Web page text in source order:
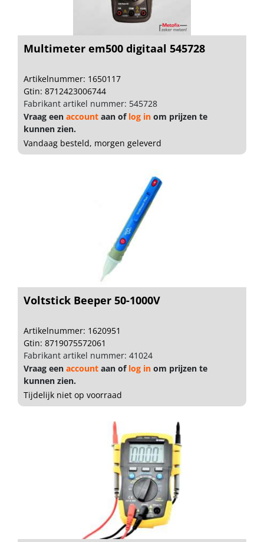
Multimeter em500 digitaal 545728
Artikelnummer: 1650117
Gtin: 8712423006744
Fabrikant artikel nummer: 545728
Vraag een account aan of log in om prijzen te
kunnen zien.
Vandaag besteld, morgen geleverd
Voltstick Beeper 50-1000V
Artikelnummer: 1620951
Gtin: 8719075572061
Fabrikant artikel nummer: 41024
Vraag een account aan of log in om prijzen te
kunnen zien.
Tijdelijk niet op voorraad